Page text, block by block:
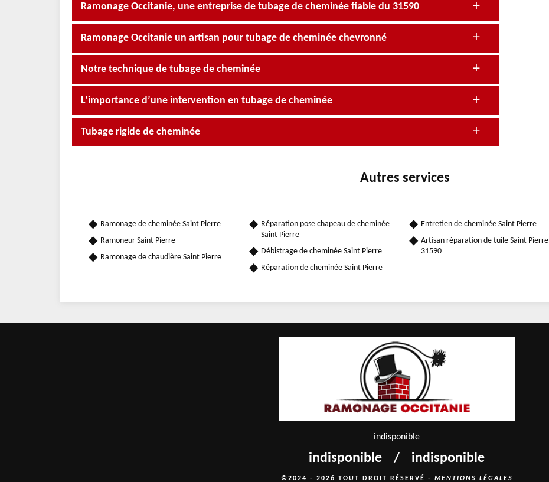
Ramonage Occitanie, une entreprise de tubage de cheminée fiable du 31590
Ramonage Occitanie un artisan pour tubage de cheminée chevronné
Notre technique de tubage de cheminée
L’importance d’une intervention en tubage de cheminée
Tubage rigide de cheminée
Autres services
Ramonage de cheminée Saint Pierre
Ramoneur Saint Pierre
Ramonage de chaudière Saint Pierre
Réparation pose chapeau de cheminée
Saint Pierre
Débistrage de cheminée Saint Pierre
Réparation de cheminée Saint Pierre
Entretien de cheminée Saint Pierre
Artisan réparation de tuile Saint Pierre
31590
indisponible
indisponible / indisponible
©2024 - 2026 TOUT DROIT RÉSERVÉ - MENTIONS LÉGALES